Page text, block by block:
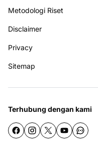
Metodologi Riset
Disclaimer
Privacy
Sitemap
Terhubung dengan kami